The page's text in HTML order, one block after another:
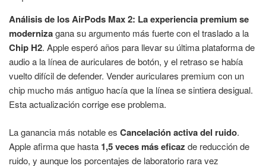
Análisis de los AirPods Max 2: La experiencia premium se
modernizagana su argumento más fuerte con el traslado a la
Chip H2. Apple esperó años para llevar su última plataforma de
audio a la línea de auriculares de botón, y el retraso se había
vuelto difícil de defender. Vender auriculares premium con un
chip mucho más antiguo hacía que la línea se sintiera desigual.
Esta actualización corrige ese problema.
La ganancia más notable es Cancelación activa del ruido.
Apple afirma que hasta 1,5 veces más eficaz de reducción de
ruido, y aunque los porcentajes de laboratorio rara vez